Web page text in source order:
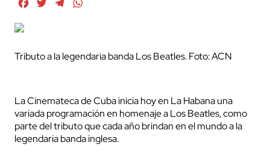
FacebookTwitterTelegram
Tributo a la legendaria banda Los Beatles. Foto: ACN
La Cinemateca de Cuba inicia hoy en La Habana una
variada programación en homenaje a Los Beatles, como
parte del tributo que cada año brindan en el mundo a la
legendaria banda inglesa.